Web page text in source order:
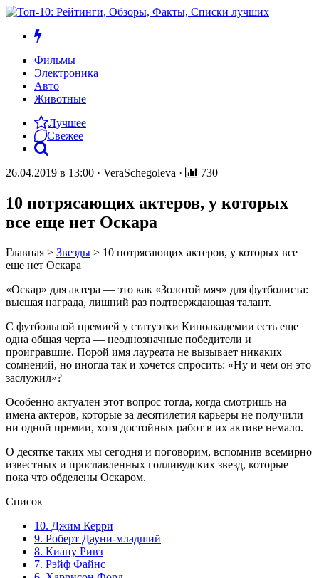
Фильмы
Электроника
Авто
Животные
Лучшее
Свежее
26.04.2019 в 13:00 · VeraSchegoleva · 730
10 потрясающих актеров, у которых
все еще нет Оскара
Главная > Звезды > 10 потрясающих актеров, у которых все
еще нет Оскара
«Оскар» для актера — это как «Золотой мяч» для футболиста:
высшая награда, лишний раз подтверждающая талант.
С футбольной премией у статуэтки Киноакадемии есть еще
одна общая черта — неоднозначные победители и
проигравшие. Порой имя лауреата не вызывает никаких
сомнений, но иногда так и хочется спросить: «Ну и чем он это
заслужил»?
Особенно актуален этот вопрос тогда, когда смотришь на
имена актеров, которые за десятилетия карьеры не получили
ни одной премии, хотя достойных работ в их активе немало.
О десятке таких мы сегодня и поговорим, вспомнив всемирно
известных и прославленных голливудских звезд, которые
пока что обделены Оскаром.
Список
10. Джим Керри
9. Роберт Дауни-младший
8. Киану Ривз
7. Рэйф Файнс